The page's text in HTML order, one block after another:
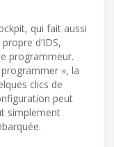
qui fait aussi
d’IDS,
programmeur.
», la
clics de
peut
simplement